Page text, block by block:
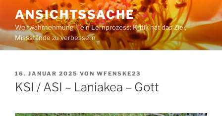
Inhalt
springen
ANSICHTSSACHE
Weltwahrnehmung – ein Lernprozess: Kritik hat das Ziel,
Missstände zu verbessern
VERÖFFENTLICHT
AM
16. JANUAR 2025 VON WFENSKE23
KSI / ASI – Laniakea – Gott